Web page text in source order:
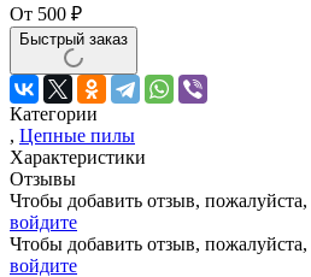
От 500 ₽
Быстрый заказ
Категории
, Цепные пилы
Характеристики
Отзывы
Чтобы добавить отзыв, пожалуйста,
войдите
Чтобы добавить отзыв, пожалуйста,
войдите